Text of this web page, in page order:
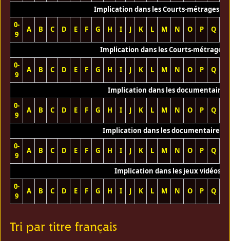
Implication dans les Courts-métrages
0-
9
A B C D E F G H I J K L M N O P Q
Implication dans les Courts-métrages
0-
9
A B C D E F G H I J K L M N O P Q
Implication dans les documentaires
0-
9
A B C D E F G H I J K L M N O P Q
Implication dans les documentaires
0-
9
A B C D E F G H I J K L M N O P Q
Implication dans les jeux vidéos
0-
9
A B C D E F G H I J K L M N O P Q
Tri par titre français